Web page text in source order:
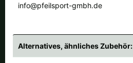
info@pfeilsport-gmbh.de
Alternatives, ähnliches Zubehör: